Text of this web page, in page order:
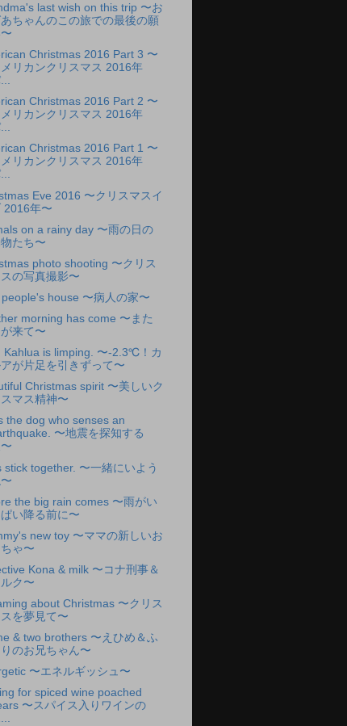
last wish on this trip 〜お
ちゃんのこの旅での最後の願
Christmas 2016 Part 3 〜
リカンクリスマス 2016年
Christmas 2016 Part 2 〜
リカンクリスマス 2016年
Christmas 2016 Part 1 〜
リカンクリスマス 2016年
Eve 2016 〜クリスマスイ
2016年〜
on a rainy day 〜雨の日の
たち〜
photo shooting 〜クリス
の写真撮影〜
people's house 〜病人の家〜
morning has come 〜また
来て〜
Kahlua is limping. 〜-2.3℃！カ
が片足を引きずって〜
Christmas spirit 〜美しいク
スマス精神〜
the dog who senses an
〜地震を探知する
stick together. 〜一緒にいよう
the big rain comes 〜雨がい
ぱい降る前に〜
new toy 〜ママの新しいお
ゃ〜
Kona & milk 〜コナ刑事＆
ルク〜
about Christmas 〜クリス
を夢見て〜
& two brothers 〜えひめ＆ふ
のお兄ちゃん〜
〜エネルギッシュ〜
for spiced wine poached
〜スパイス入りワインの